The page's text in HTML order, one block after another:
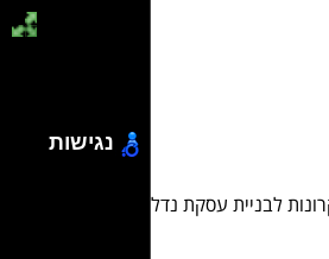
לבניית עסקת נדלן מניבה מהשלב
נגישות